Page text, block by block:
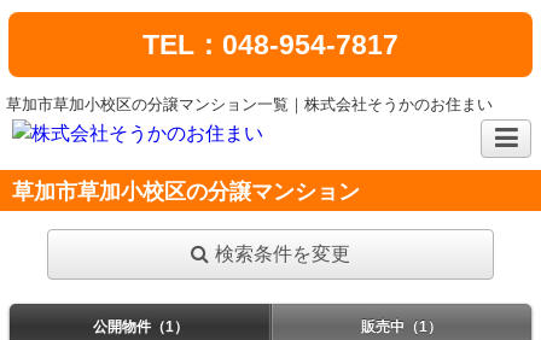
TEL：048-954-7817
草加市草加小校区の分譲マンション一覧｜株式会社そうかのお住まい
草加市草加小校区の分譲マンション
検索条件を変更
公開物件（1） 販売中（1）